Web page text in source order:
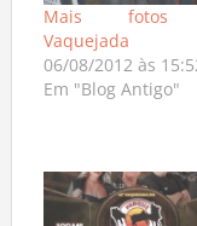
Mais fotos
Vaquejada
06/08/2012 às
Em "Blog Antigo"